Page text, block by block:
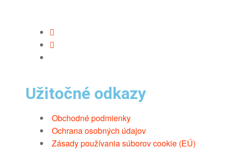
Užitočné odkazy
Obchodné podmienky
Ochrana osobných údajov
Zásady používania súborov cookie (EÚ)